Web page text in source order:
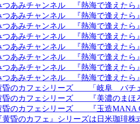
あみチャンネル 『熱海で逢えたら』
あみチャンネル 『熱海で逢えたら』
あみチャンネル 『熱海で逢えたら』
あみチャンネル 『熱海で逢えたら』
あみチャンネル 『熱海で逢えたら』
あみチャンネル 『熱海で逢えたら』
あみチャンネル 『熱海で逢えたら』
あみチャンネル 『熱海で逢えたら』
昏のカフェシリーズ 「岐阜 バチ
のカフェシリーズ 『美濃のまほ
のカフェシリーズ 『玉造MANA
昏のカフェ』シリーズは日米珈琲株